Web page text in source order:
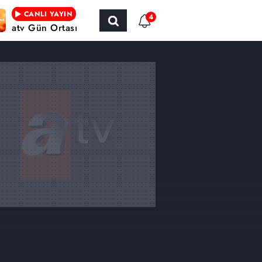
CANLI YAYIN
atv Gün Ortası
4